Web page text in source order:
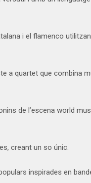
i el flamenco
a quartet que combina
de l’escena world
creant un so únic.
inspirades en